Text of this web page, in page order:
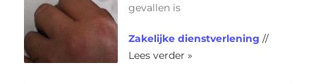
gevallen is
Zakelijke dienstverlening //
Lees verder »